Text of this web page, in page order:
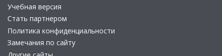
Учебная версия
Стать партнером
Политика конфиденциальности
Замечания по сайту